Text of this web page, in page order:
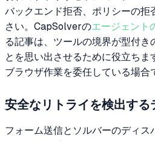
バックエンド拒否、ポリシーの拒
さい。CapSolverのエージェント
る記事は、ツールの境界が型付き
とを思い出させるために役立ち
ブラウザ作業を委任している場合
安全なリトライを検出す
フォーム送信とソルバーのディス